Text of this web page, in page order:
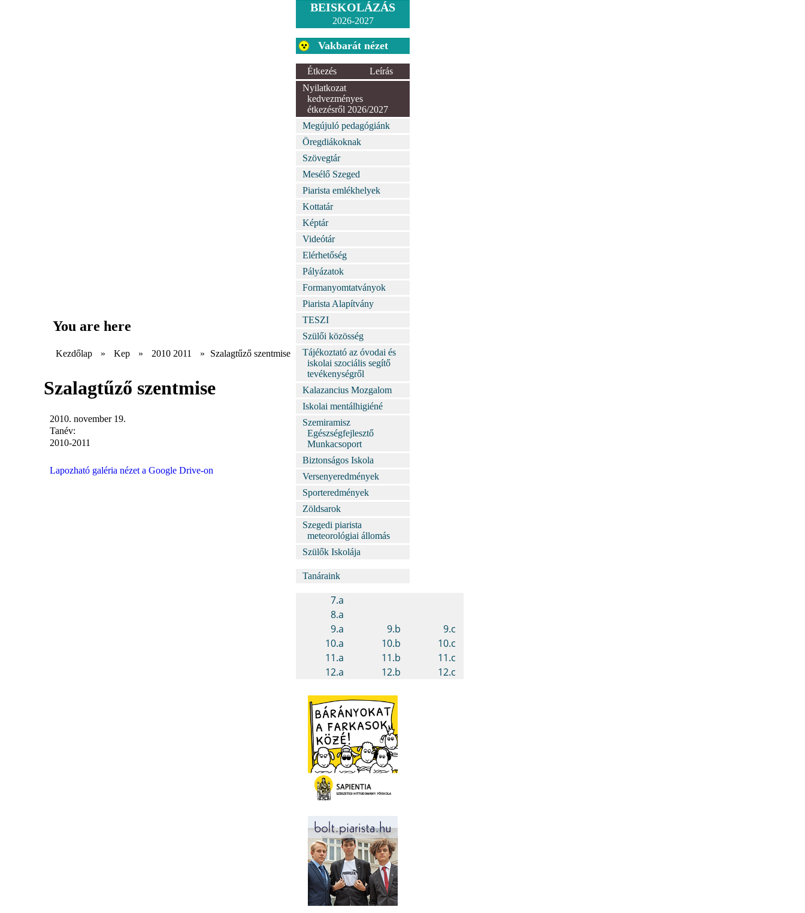
You are here
Kezdőlap » Kep » 2010 2011 » Szalagtűző szentmise
Szalagtűző szentmise
2010. november 19.
Tanév:
2010-2011
Lapozható galéria nézet a Google Drive-on
BEISKOLÁZÁS
2026-2027
Vakbarát nézet
Étkezés
Leírás
Nyilatkozat
kedvezményes
étkezésről 2026/2027
Megújuló pedagógiánk
Öregdiákoknak
Szövegtár
Mesélő Szeged
Piarista emlékhelyek
Kottatár
Képtár
Videótár
Elérhetőség
Pályázatok
Formanyomtatványok
Piarista Alapítvány
TESZI
Szülői közösség
Tájékoztató az óvodai és
iskolai szociális segítő
tevékenységről
Kalazancius Mozgalom
Iskolai mentálhigiéné
Szemiramisz
Egészségfejlesztő
Munkacsoport
Biztonságos Iskola
Versenyeredmények
Sporteredmények
Zöldsarok
Szegedi piarista
meteorológiai állomás
Szülők Iskolája
Tanáraink